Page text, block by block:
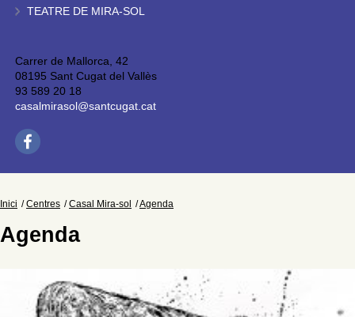
TEATRE DE MIRA-SOL
Carrer de Mallorca, 42
08195 Sant Cugat del Vallès
93 589 20 18
casalmirasol@santcugat.cat
Inici Centres Casal Mira-sol Agenda
Agenda